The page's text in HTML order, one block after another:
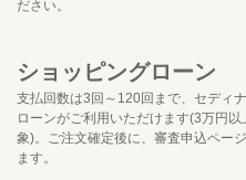
ださい。
ショッピングローン
支払回数は3回～120回まで、セディ
ローンがご利用いただけます(3万円
象)。ご注文確定後に、審査申込ペー
ます。